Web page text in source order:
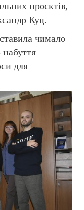
проєктів,
Куц.
чимало
для